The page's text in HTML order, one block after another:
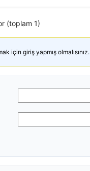
(toplam 1)
için giriş yapmış olmalısınız.